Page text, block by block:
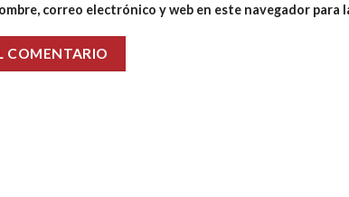
correo electrónico y web en este navegador para